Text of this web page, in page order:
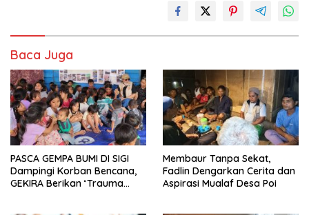
Baca Juga
PASCA GEMPA BUMI DI SIGI
Dampingi Korban Bencana,
GEKIRA Berikan ‘Trauma
Membaur Tanpa Sekat,
Fadlin Dengarkan Cerita dan
Aspirasi Mualaf Desa Poi